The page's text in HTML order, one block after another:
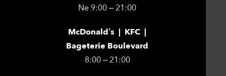
Ne 9:00 – 21:00
McDonald’s | KFC |
Bageterie Boulevard
8:00 – 21:00